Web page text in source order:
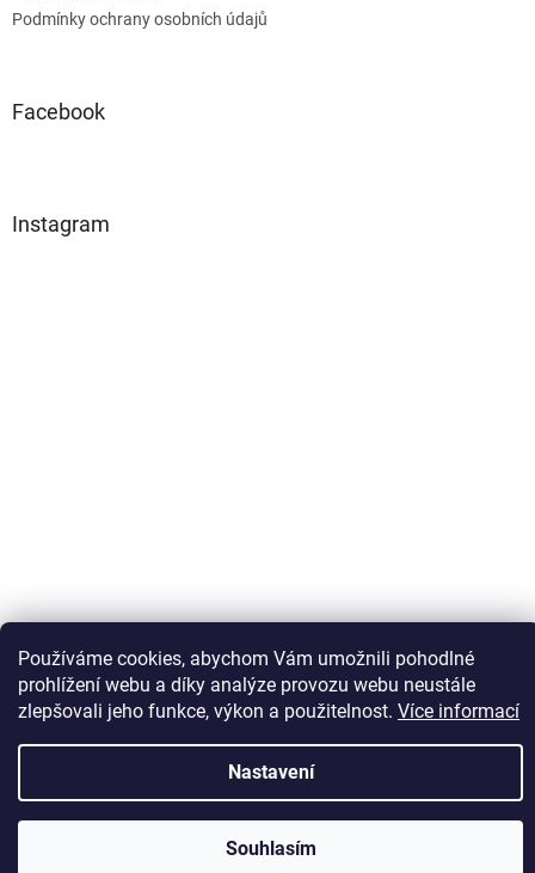
Používáme cookies, abychom Vám umožnili pohodlné
prohlížení webu a díky analýze provozu webu neustále
zlepšovali jeho funkce, výkon a použitelnost. Více informací
Nastavení
Souhlasím
Podmínky ochrany osobních údajů
Facebook
Instagram
Sledovat na Instagramu
Copyright 2026Kaps comm. Všechna práva vyhrazena.